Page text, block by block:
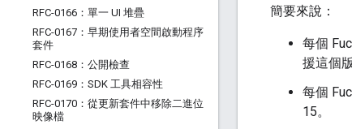
RFC-0166：單一 UI 堆疊
RFC-0167：早期使用者空間啟動程序
套件
RFC-0168：公開檢查
RFC-0169：SDK 工具相容性
RFC-0170：從更新套件中移除二進位
映像檔
簡要來說：
每個
援這個
每個
15。